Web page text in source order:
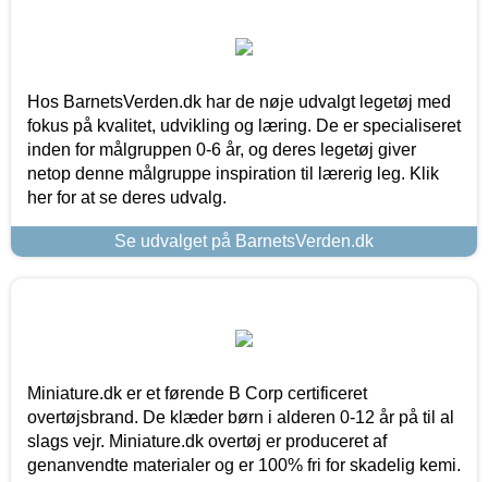
Hos BarnetsVerden.dk har de nøje udvalgt legetøj med
fokus på kvalitet, udvikling og læring. De er specialiseret
inden for målgruppen 0-6 år, og deres legetøj giver
netop denne målgruppe inspiration til lærerig leg. Klik
her for at se deres udvalg.
Se udvalget på BarnetsVerden.dk
Miniature.dk er et førende B Corp certificeret
overtøjsbrand. De klæder børn i alderen 0-12 år på til al
slags vejr. Miniature.dk overtøj er produceret af
genanvendte materialer og er 100% fri for skadelig kemi.